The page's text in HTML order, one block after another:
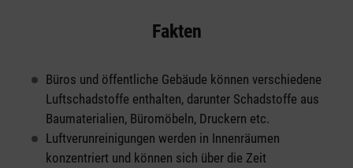
Fakten
Büros und öffentliche Gebäude können verschiedene
Luftschadstoffe enthalten, darunter Schadstoffe aus
Baumaterialien, Büromöbeln, Druckern etc.
Luftverunreinigungen werden in Innenräumen
konzentriert und können sich über die Zeit